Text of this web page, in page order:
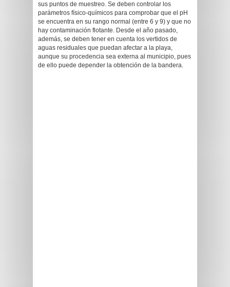
sus puntos de muestreo. Se deben controlar los
parámetros físico-químicos para comprobar que el pH
se encuentra en su rango normal (entre 6 y 9) y que no
hay contaminación flotante. Desde el año pasado,
además, se deben tener en cuenta los vertidos de
aguas residuales que puedan afectar a la playa,
aunque su procedencia sea externa al municipio, pues
de ello puede depender la obtención de la bandera.